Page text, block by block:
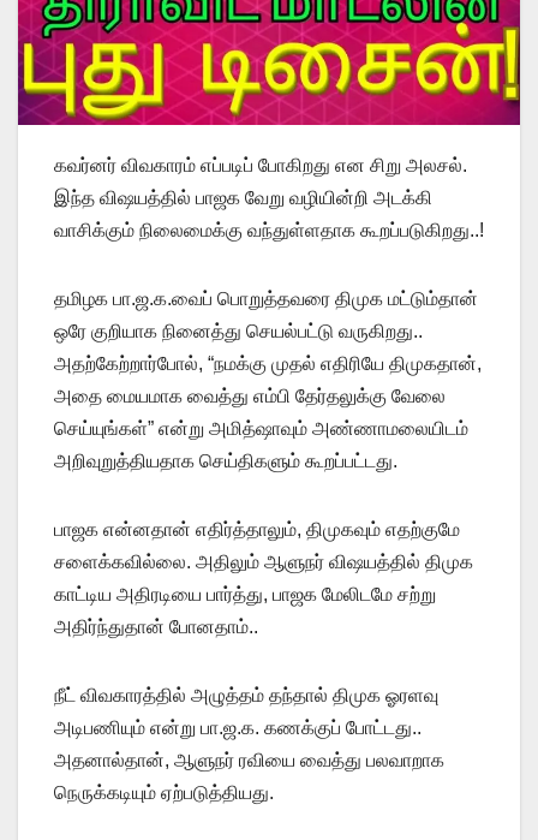
கவர்னர் விவகாரம் எப்படிப் போகிறது என சிறு அலசல்.
இந்த விஷயத்தில் பாஜக வேறு வழியின்றி அடக்கி
வாசிக்கும் நிலைமைக்கு வந்துள்ளதாக கூறப்படுகிறது..!
தமிழக பா.ஜ.க.வைப் பொறுத்தவரை திமுக மட்டும்தான்
ஒரே குறியாக நினைத்து செயல்பட்டு வருகிறது..
அதற்கேற்றார்போல், “நமக்கு முதல் எதிரியே திமுகதான்,
அதை மையமாக வைத்து எம்பி தேர்தலுக்கு வேலை
செய்யுங்கள்” என்று அமித்ஷாவும் அண்ணாமலையிடம்
அறிவுறுத்தியதாக செய்திகளும் கூறப்பட்டது.
பாஜக என்னதான் எதிர்த்தாலும், திமுகவும் எதற்குமே
சளைக்கவில்லை. அதிலும் ஆளுநர் விஷயத்தில் திமுக
காட்டிய அதிரடியை பார்த்து, பாஜக மேலிடமே சற்று
அதிர்ந்துதான் போனதாம்..
நீட் விவகாரத்தில் அழுத்தம் தந்தால் திமுக ஓரளவு
அடிபணியும் என்று பா.ஜ.க. கணக்குப் போட்டது..
அதனால்தான், ஆளுநர் ரவியை வைத்து பலவாறாக
நெருக்கடியும் ஏற்படுத்தியது.